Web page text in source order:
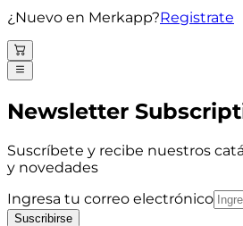
¿Nuevo en Merkapp?Registrate
Newsletter
Suscríbete y recibe nuestros
y novedades
Ingresa tu correo electrónico
Suscribirse